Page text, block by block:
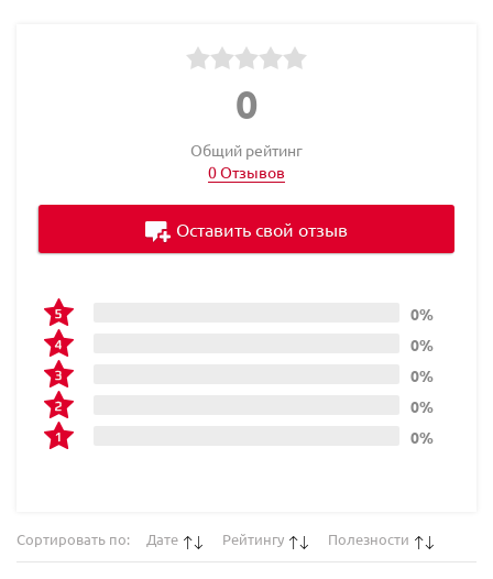
0
Общий рейтинг
0 Отзывов
0%
0%
0%
0%
0%
Оставить свой отзыв
Сортировать по: Дате Рейтингу Полезности